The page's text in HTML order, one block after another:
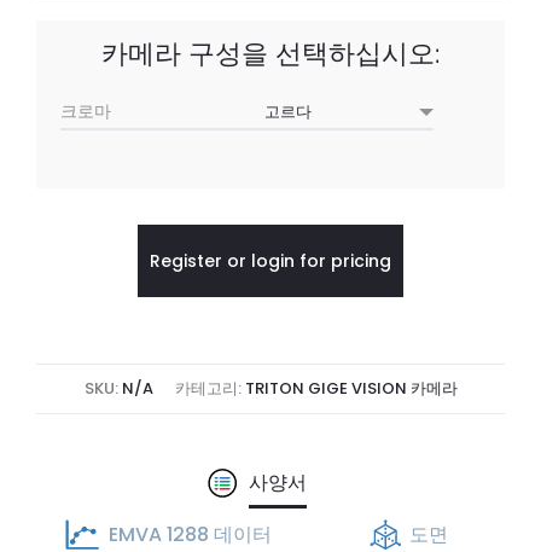
카메라 구성을 선택하십시오:
크로마
Register or login for pricing
SKU: N/A 카테고리: TRITON GIGE VISION 카메라
사양서
EMVA 1288 데이터
도면